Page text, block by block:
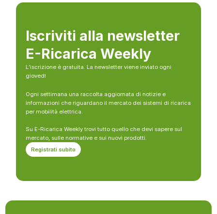
Iscriviti alla newsletter
E-Ricarica Weekly
L’iscrizione è gratuita. La newsletter viene inviato ogni
giovedì
Ogni settimana una raccolta aggiornata di notizie e
informazioni che riguardano il mercato dei sistemi di ricarica
per mobilità elettrica.
Su E-Ricarica Weekly trovi tutto quello che devi sapere sul
mercato, sulle normative e sui nuovi prodotti.
Registrati subito